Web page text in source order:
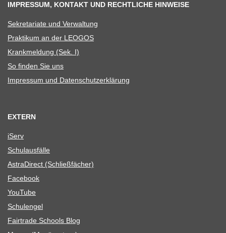
IMPRESSUM, KONTAKT UND RECHTLICHE HINWEISE
Sekre­ta­riate und Verwaltung
Prak­ti­kum an der LEOGOS
Krank­mel­dung (Sek. I)
So fin­den Sie uns
Impres­sum und Datenschutzerklärung
EXTERN
iServ
Schul­aus­fälle
Astra­Di­rect (Schließ­fä­cher)
Face­book
You­Tube
Schul­en­gel
Fair­trade Schools Blog